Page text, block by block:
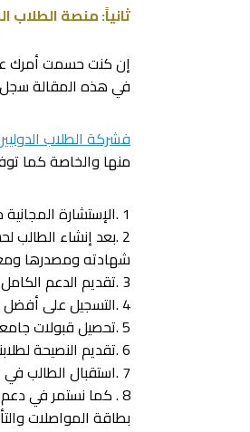
ثانياً: منصة
إن كنت حسمت أمرك
في هذه المقالة سجل
فشركة الطلاب
منها والخاصة كما
1 .الإستشارة المجانية من قبل خبراء بمجال الجامعات التركية منذ خمس سنوات.
2 .بعد إنشاء
شهادته ومصدرها
3 .تقديم الدعم الكامل لطلابنا خطوة بخطوة للوصول إلى أهدافهم.
4 .التسجيل على أفضل الجامعات التركية الحكومية والخاصة ومتابعة الجامعات حتى تغلق آخر جامعة أبوابها.
5 .تحصيل قبولات جامعية بأقوى الجامعات التركية الحكومية والخاصة.
6 .تقديم النصيحة لطلابنا للحصول على الفيزا ومراسلة الجامعات لأرسال إيميل للسفارة مكان إقامة الطالب.
7 .استقبال الطالب في المطار ضمن اسطنبول ومرافقته إلى أقرب فندق ومشاركته بطريق الوصول إلى الجامعة.
8 . كما نستمر في
بطاقة المواصلات